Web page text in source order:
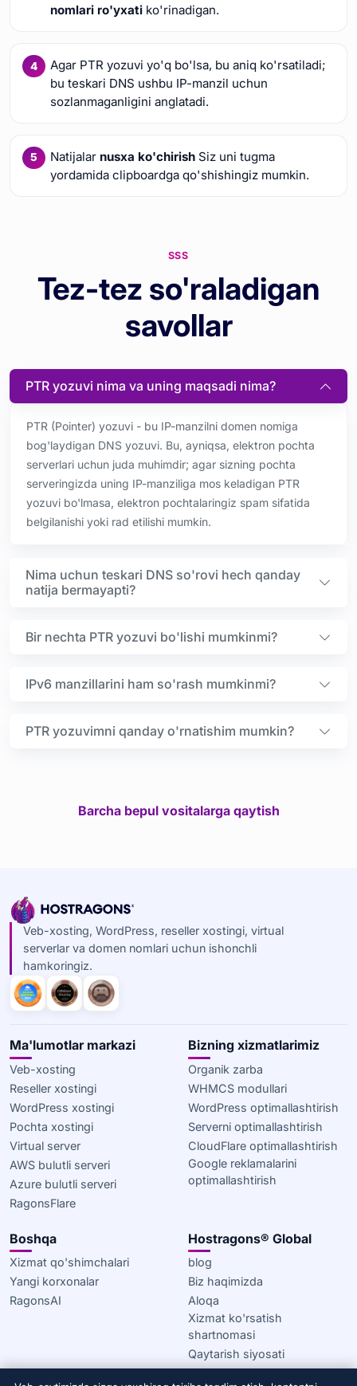
nomlari ro'yxatiko'rinadigan.
Agar PTR yozuvi yo'q bo'lsa, bu aniq ko'rsatiladi;
bu teskari DNS ushbu IP-manzil uchun
sozlanmaganligini anglatadi.
Natijalar nusxa ko'chirishSiz uni tugma
yordamida clipboardga qo'shishingiz mumkin.
SSS
Tez-tez so'raladigan
savollar
PTR yozuvi nima va uning maqsadi nima?
PTR (Pointer) yozuvi - bu IP-manzilni domen nomiga
bog'laydigan DNS yozuvi. Bu, ayniqsa, elektron pochta
serverlari uchun juda muhimdir; agar sizning pochta
serveringizda uning IP-manziliga mos keladigan PTR
yozuvi bo'lmasa, elektron pochtalaringiz spam sifatida
belgilanishi yoki rad etilishi mumkin.
Nima uchun teskari DNS so'rovi hech qanday
natija bermayapti?
Bir nechta PTR yozuvi bo'lishi mumkinmi?
IPv6 manzillarini ham so'rash mumkinmi?
PTR yozuvimni qanday o'rnatishim mumkin?
Barcha bepul vositalarga qaytish
Veb-xosting, WordPress, reseller xostingi, virtual
serverlar va domen nomlari uchun ishonchli
hamkoringiz.
Ma'lumotlar markazi
Veb-xosting
Reseller xostingi
WordPress xostingi
Pochta xostingi
Virtual server
AWS bulutli serveri
Azure bulutli serveri
RagonsFlare
Bizning xizmatlarimiz
Organik zarba
WHMCS modullari
WordPress optimallashtirish
Serverni optimallashtirish
CloudFlare optimallashtirish
Google reklamalarini
optimallashtirish
Boshqa
Xizmat qo'shimchalari
Yangi korxonalar
RagonsAI
Hostragons® Global
blog
Biz haqimizda
Aloqa
Xizmat ko'rsatish
shartnomasi
Qaytarish siyosati
Maxfiylik siyosati